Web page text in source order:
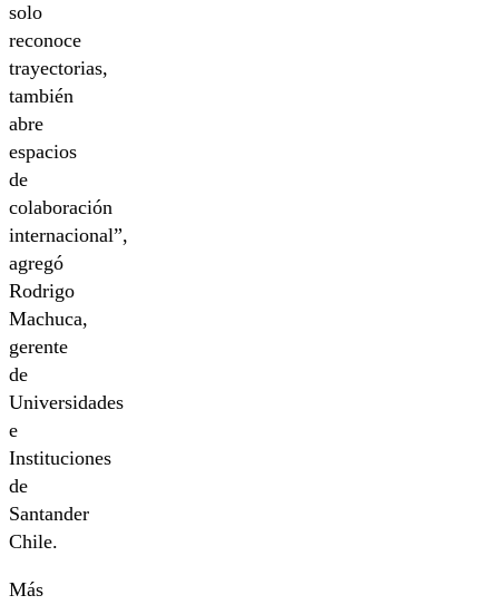
solo
reconoce
trayectorias,
también
abre
espacios
de
colaboración
internacional”,
agregó
Rodrigo
Machuca,
gerente
de
Universidades
e
Instituciones
de
Santander
Chile.
Más